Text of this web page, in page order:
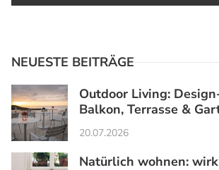
NEUESTE BEITRÄGE
Outdoor Living:
Balkon, Terrasse &
20.07.2026
Natürlich wohnen: